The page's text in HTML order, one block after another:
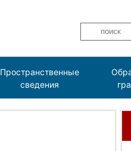
Пространственные
сведения